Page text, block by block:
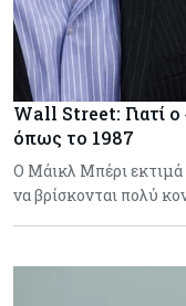
Wall Street: Γιατί
όπως το 1987
Ο Μάικλ Μπέρι εκτιμά
να βρίσκονται πολύ